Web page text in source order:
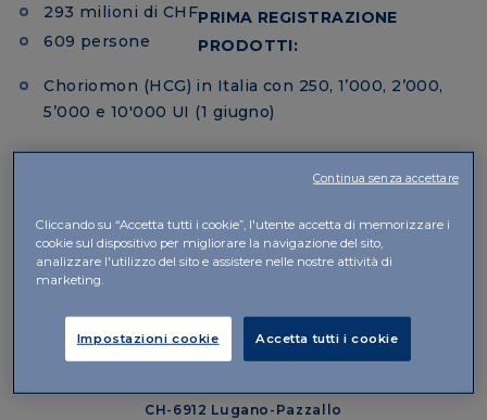
293 milioni di CHF
609 persone
PRIMA REGISTRAZIONE
PRODOTTI:
Choriomon (HCG) in Italia con 250, 1’000, 2’000,
5’000 e 10'000 UI (1 giugno)
IBSA Institut Biochimique SA
Sede Legale
CH-6912 Lugano-Pazzallo
Cliccando su “Accetta tutti i cookie”, l'utente accetta di memorizzare i
cookie sul dispositivo per migliorare la navigazione del sito,
analizzare l'utilizzo del sito e assistere nelle nostre attività di
marketing.
Impostazioni cookie Accetta tutti i cookie
Continua senza accettare